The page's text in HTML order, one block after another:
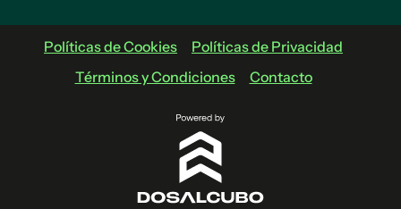
Políticas de Cookies
Políticas de Privacidad
Términos y Condiciones
Contacto